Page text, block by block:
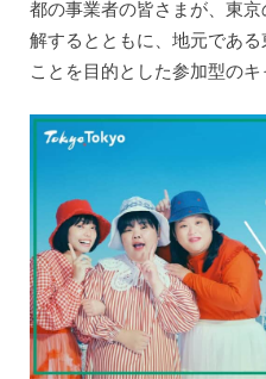
都の事業者の皆さまが、東
解するとともに、地元であ
ことを目的とした参加型のキ